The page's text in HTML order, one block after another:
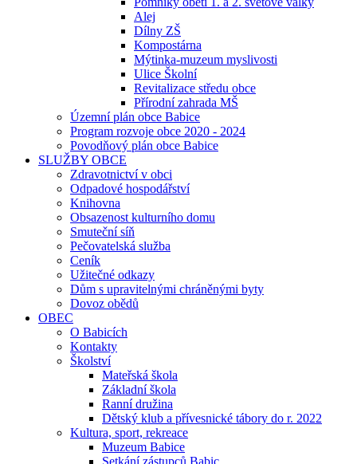
Alej
Dílny ZŠ
Kompostárna
Mýtinka-muzeum myslivosti
Ulice Školní
Revitalizace středu obce
Přírodní zahrada MŠ
Územní plán obce Babice
Program rozvoje obce 2020 - 2024
Povodňový plán obce Babice
SLUŽBY OBCE
Zdravotnictví v obci
Odpadové hospodářství
Knihovna
Obsazenost kulturního domu
Smuteční síň
Pečovatelská služba
Ceník
Užitečné odkazy
Dům s upravitelnými chráněnými byty
Dovoz obědů
OBEC
O Babicích
Kontakty
Školství
Mateřská škola
Základní škola
Ranní družina
Dětský klub a přívesnické tábory do r. 2022
Kultura, sport, rekreace
Muzeum Babice
Setkání zástupců Babic